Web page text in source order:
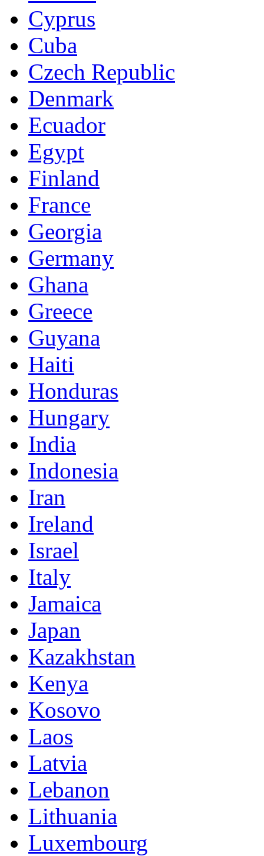
Cyprus
Cuba
Czech Republic
Denmark
Ecuador
Egypt
Finland
France
Georgia
Germany
Ghana
Greece
Guyana
Haiti
Honduras
Hungary
India
Indonesia
Iran
Ireland
Israel
Italy
Jamaica
Japan
Kazakhstan
Kenya
Kosovo
Laos
Latvia
Lebanon
Lithuania
Luxembourg